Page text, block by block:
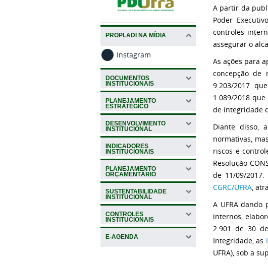
PROPLADI NA MÍDIA
Instagram
DOCUMENTOS
INSTITUCIONAIS
PLANEJAMENTO
ESTRATÉGICO
DESENVOLVIMENTO
INSTITUCIONAL
INDICADORES
INSTITUCIONAIS
PLANEJAMENTO
ORÇAMENTÁRIO
SUSTENTABILIDADE
INSTITUCIONAL
CONTROLES
INSTITUCIONAIS
E-AGENDA
A partir da
Poder
controles
assegurar o
As ações para
concepção de
9.203/2017
1.089/2018
de integridade
Diante disso,
normativas,
riscos e
Resolução
de 11/09/
CGRC/UFRA ,
A UFRA
internos,
2.901 de 30
Integridade, as
UFRA), sob a